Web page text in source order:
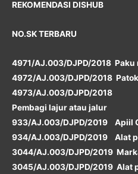
REKOMENDASI DISHUB
NO.SK TERBARU
4971/AJ.003/DJPD/2018 Paku
4972/AJ.003/DJPD/2018
4973/AJ.003/DJPD/2018
Pembagi lajur atau jalur
933/AJ.003/DJPD/2019 Apiil
934/AJ.003/DJPD/2019 Alat
3044/AJ.003/DJPD/2019
3045/AJ.003/DJPD/2019 Alat